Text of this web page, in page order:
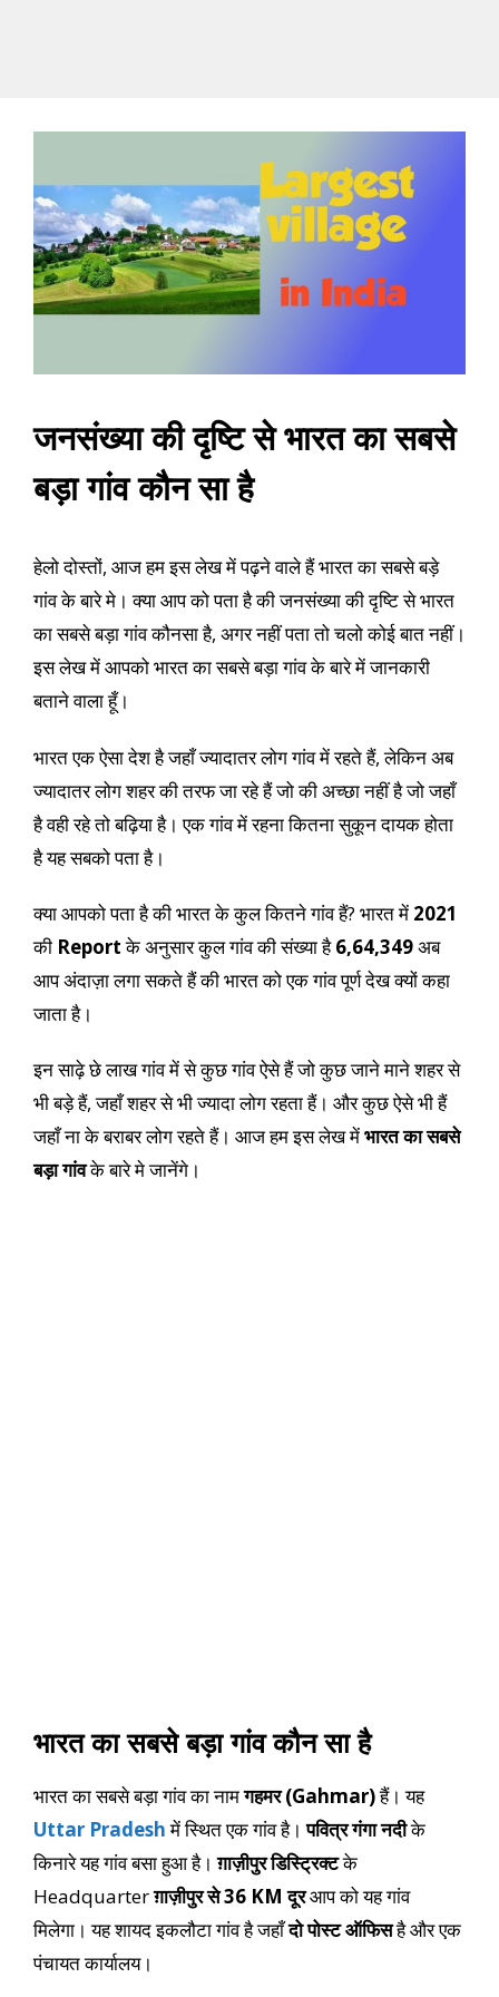
जनसंख्या की दृष्टि से भारत का सबसे
बड़ा गांव कौन सा है
हेलो दोस्तों, आज हम इस लेख में पढ़ने वाले हैं भारत का सबसे बड़े
गांव के बारे मे। क्या आप को पता है की जनसंख्या की दृष्टि से भारत
का सबसे बड़ा गांव कौनसा है, अगर नहीं पता तो चलो कोई बात नहीं।
इस लेख में आपको भारत का सबसे बड़ा गांव के बारे में जानकारी
बताने वाला हूँ।
भारत एक ऐसा देश है जहाँ ज्यादातर लोग गांव में रहते हैं, लेकिन अब
ज्यादातर लोग शहर की तरफ जा रहे हैं जो की अच्छा नहीं है जो जहाँ
है वही रहे तो बढ़िया है। एक गांव में रहना कितना सुकून दायक होता
है यह सबको पता है।
क्या आपको पता है की भारत के कुल कितने गांव हैं? भारत में 2021
की Reportके अनुसार कुल गांव की संख्या है6,64,349अब
आप अंदाज़ा लगा सकते हैं की भारत को एक गांव पूर्ण देख क्यों कहा
जाता है।
इन साढ़े छे लाख गांव में से कुछ गांव ऐसे हैं जो कुछ जाने माने शहर से
भी बड़े हैं, जहाँ शहर से भी ज्यादा लोग रहता हैं। और कुछ ऐसे भी हैं
जहाँ ना के बराबर लोग रहते हैं। आज हम इस लेख मेंभारत का सबसे
बड़ा गांवके बारे मे जानेंगे।
भारत का सबसे बड़ा गांव कौन सा है
भारत का सबसे बड़ा गांव का नामगहमर (Gahmar)हैं। यह
Uttar Pradeshमें स्थित एक गांव है। पवित्र गंगा नदीके
किनारे यह गांव बसा हुआ है।ग़ाज़ीपुर डिस्ट्रिक्टके
Headquarterग़ाज़ीपुर से 36 KM दूरआप को यह गांव
मिलेगा। यह शायद इकलौटा गांव है जहाँदो पोस्ट ऑफिसहै और एक
पंचायत कार्यालय।